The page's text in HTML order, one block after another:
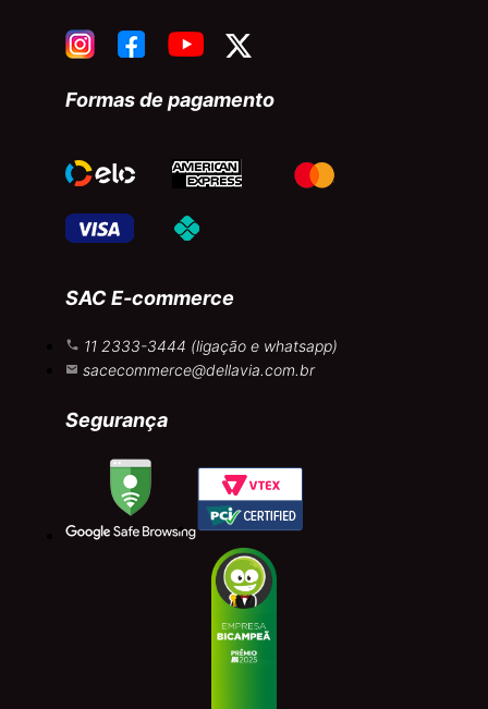
Formas de pagamento
SAC E-commerce
11 2333-3444 (ligação e whatsapp)
sacecommerce@dellavia.com.br
Segurança